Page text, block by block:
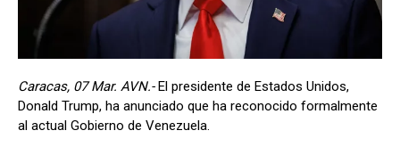
Caracas, 07 Mar. AVN.-El presidente de Estados Unidos,
Donald Trump, ha anunciado que ha reconocido formalmente
al actual Gobierno de Venezuela.